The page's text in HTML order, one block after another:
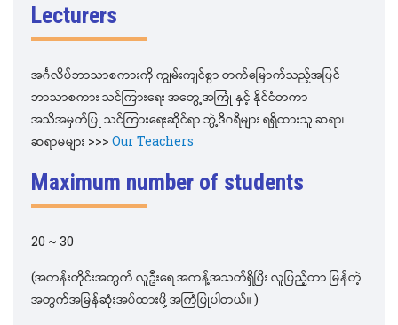
Lecturers
အင်္ဂလိပ်ဘာသာစကားကို ကျွမ်းကျင်စွာ တက်မြောက်သည့်အပြင်
ဘာသာစကား သင်ကြားရေး အတွေ့အကြုံ နှင့် နိုင်ငံတကာ
အသိအမှတ်ပြု သင်ကြားရေးဆိုင်ရာ ဘွဲ့ဒီဂရီများ ရရှိထားသူ ဆရာ၊
ဆရာမများ >>> Our Teachers
Maximum number of students
20 ~ 30
(အတန်းတိုင်းအတွက် လူဦးရေ အကန့်အသတ်ရှိပြီး လူပြည့်တာ မြန်တဲ့
အတွက်အမြန်ဆုံးအပ်ထားဖို့ အကြံပြုပါတယ်။ )